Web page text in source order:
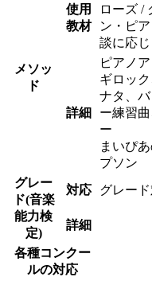
メソッ
ド
使用
教材
ローズ /
ン・ピ
談に応じ
詳細
ピアノ
ギロッ
ナタ、
ー練習
ー
まいぴ
プソン
グレー
ド(音楽
能力検
定)
対応 グレー
詳細
各種コンクー
ルの対応